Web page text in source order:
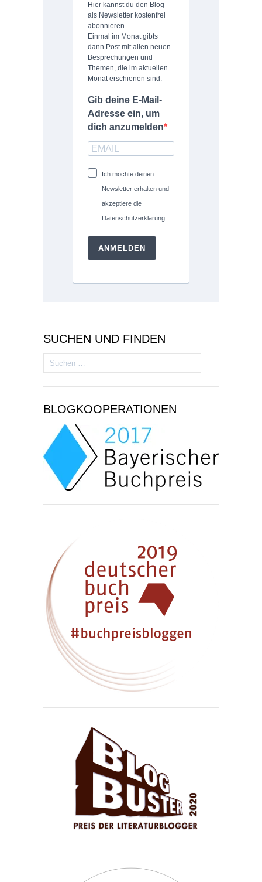
Hier kannst du den Blog
als Newsletter kostenfrei
abonnieren.
Einmal im Monat gibts
dann Post mit allen neuen
Besprechungen und
Themen, die im aktuellen
Monat erschienen sind.
Gib deine E-Mail-
Adresse ein, um
dich anzumelden
Ich möchte deinen
Newsletter erhalten und
akzeptiere die
Datenschutzerklärung.
ANMELDEN
SUCHEN UND FINDEN
Suchen
nach:
BLOGKOOPERATIONEN